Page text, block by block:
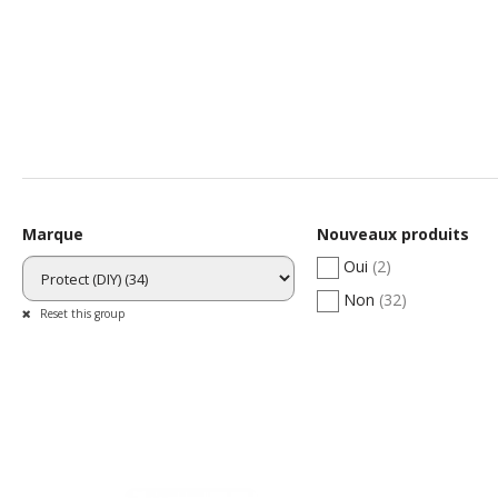
Grâce à
Marque
Reset this group
Nouveaux produits
Oui (2)
Non (32)